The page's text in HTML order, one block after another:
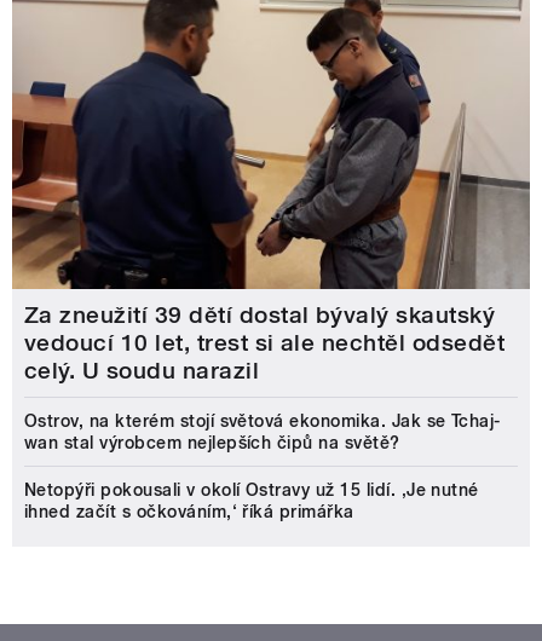
Za zneužití 39 dětí dostal bývalý skautský
vedoucí 10 let, trest si ale nechtěl odsedět
celý. U soudu narazil
Ostrov, na kterém stojí světová ekonomika. Jak se Tchaj-
wan stal výrobcem nejlepších čipů na světě?
Netopýři pokousali v okolí Ostravy už 15 lidí. ‚Je nutné
ihned začít s očkováním,‘ říká primářka